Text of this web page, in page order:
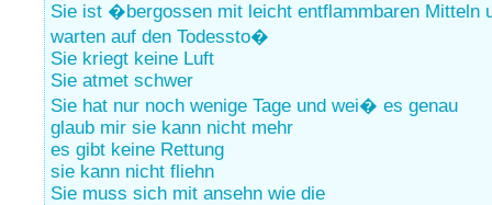
Sie ist �bergossen mit leicht entflammbaren Mitteln
warten auf den Todessto�
Sie kriegt keine Luft
Sie atmet schwer
Sie hat nur noch wenige Tage und wei� es genau
glaub mir sie kann nicht mehr
es gibt keine Rettung
sie kann nicht fliehn
Sie muss sich mit ansehn wie die